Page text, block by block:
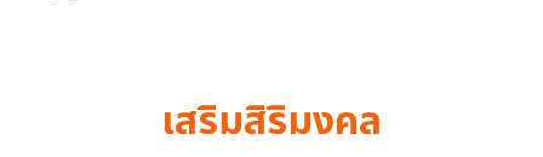
เสริมสิริมงคล